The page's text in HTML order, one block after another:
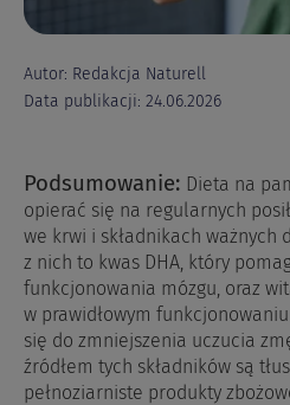
Autor: Redakcja Naturell
Data publikacji: 24.06.2026
Podsumowanie: Dieta na
opierać się na regularnych
we krwi i składnikach ważnych
z nich to kwas DHA, który
funkcjonowania mózgu, oraz
w prawidłowym
się do zmniejszenia uczucia
źródłem tych składników są
pełnoziarniste produkty